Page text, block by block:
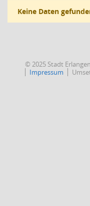
Keine Daten
© 2025 Stadt Erlangen
Impressum